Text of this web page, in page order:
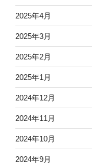
2025年4月
2025年3月
2025年2月
2025年1月
2024年12月
2024年11月
2024年10月
2024年9月